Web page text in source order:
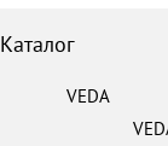
Каталог
VEDA